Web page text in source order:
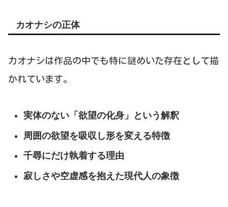
カオナシの正体
カオナシは作品の中でも特に謎めいた存在として描
かれています。
実体のない「欲望の化身」という解釈
周囲の欲望を吸収し形を変える特徴
千尋にだけ執着する理由
寂しさや空虚感を抱えた現代人の象徴